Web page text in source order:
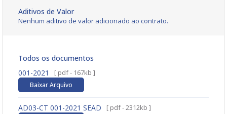
Aditivos de Valor
Nenhum aditivo de valor adicionado ao contrato.
Todos os documentos
001-2021
[ pdf - 167kb ]
Baixar Arquivo
AD03-CT 001-2021 SEAD [ pdf - 2312kb ]